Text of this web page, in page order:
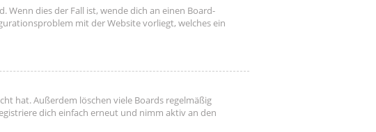
Wenn dies der Fall ist, wende dich an einen Board-
mit der Website vorliegt, welches ein
hat. Außerdem löschen viele Boards regelmäßig
dich einfach erneut und nimm aktiv an den